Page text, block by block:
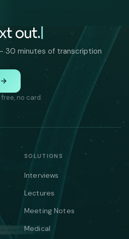
out.
30 minutes of transcription
no card.
SOLUTIONS
Interviews
Lectures
Meeting Notes
Medical